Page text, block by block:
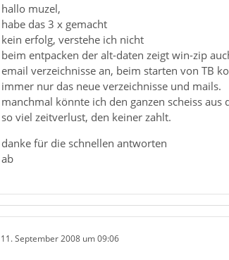
hallo muzel,
habe das 3 x gemacht
kein erfolg, verstehe ich nicht
beim entpacken der alt-daten zeigt win-zip
email verzeichnisse an, beim starten von TB
immer nur das neue verzeichnisse und mails.
manchmal könnte ich den ganzen scheiss aus
so viel zeitverlust, den keiner zahlt.
danke für die schnellen antworten
ab
11. September 2008 um 09:06